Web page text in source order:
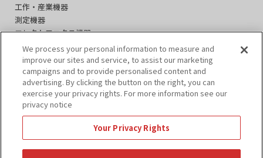
工作・産業機器
測定機器
エレクトロニクス機器
周辺機器・その他
イベント
YKTかわら版
IR情報
説明会資料
IRニュース
決算短信
招集通知
We process your personal information to measure and
improve our sites and service, to assist our marketing
campaigns and to provide personalised content and
advertising. By clicking the button on the right, you can
exercise your privacy rights. For more information see our
privacy notice
Your Privacy Rights